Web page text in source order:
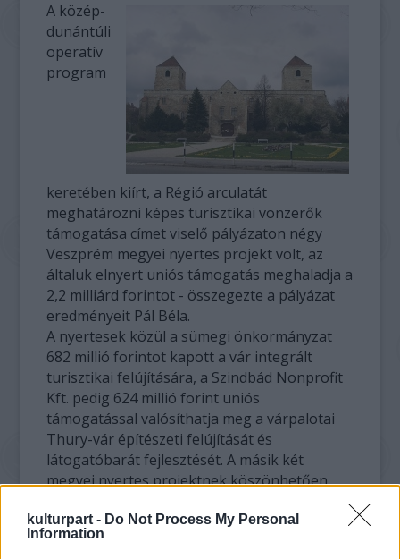
kulturpart - Do Not Process My Personal
Information
A közép-
dunántúli
operatív
program
keretében kiírt, a Régió arculatát
meghatározni képes turisztikai vonzerők
támogatása címet viselő pályázaton négy
Veszprém megyei nyertes projekt volt, az
általuk elnyert uniós támogatás meghaladja a
2,2 milliárd forintot - összegezte a pályázat
eredményeit Pál Béla.
A nyertesek közül a sümegi önkormányzat
682 millió forintot kapott a vár integrált
turisztikai felújítására, a Szindbád Nonprofit
Kft. pedig 624 millió forint uniós
támogatással valósíthatja meg a várpalotai
Thury-vár építészeti felújítását és
látogatóbarát fejlesztését. A másik két
megyei nyertes projektnek köszönhetően
fejlesztése és kommunikációs központ
létesül a veszprémi várban.